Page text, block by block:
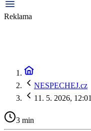
Reklama
NESPECHEJ.cz
11. 5. 2026, 12:01
3 min